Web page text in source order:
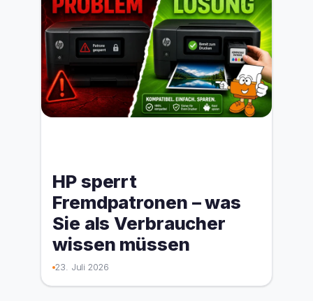
HP sperrt
Fremdpatronen – was
Sie als Verbraucher
wissen müssen
23. Juli 2026